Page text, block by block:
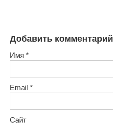
Добавить комментарий
Имя *
Email *
Сайт